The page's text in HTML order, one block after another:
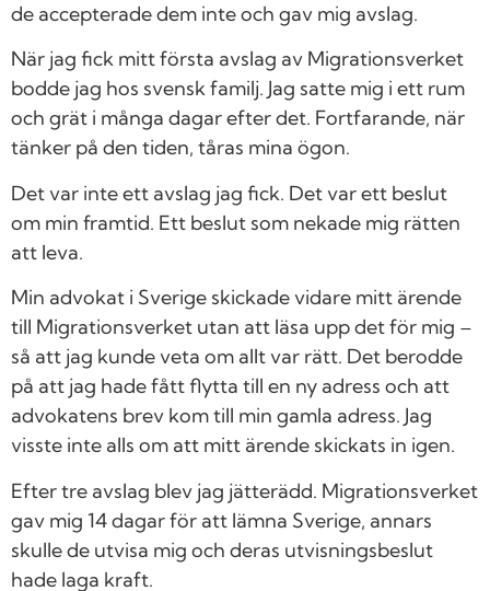
de accepterade dem inte och gav mig avslag.
När jag fick mitt första avslag av Migrationsverket
bodde jag hos svensk familj. Jag satte mig i ett rum
och grät i många dagar efter det. Fortfarande, när
tänker på den tiden, tåras mina ögon.
Det var inte ett avslag jag fick. Det var ett beslut
om min framtid. Ett beslut som nekade mig rätten
att leva.
Min advokat i Sverige skickade vidare mitt ärende
till Migrationsverket utan att läsa upp det för mig –
så att jag kunde veta om allt var rätt. Det berodde
på att jag hade fått flytta till en ny adress och att
advokatens brev kom till min gamla adress. Jag
visste inte alls om att mitt ärende skickats in igen.
Efter tre avslag blev jag jätterädd. Migrationsverket
gav mig 14 dagar för att lämna Sverige, annars
skulle de utvisa mig och deras utvisningsbeslut
hade laga kraft.